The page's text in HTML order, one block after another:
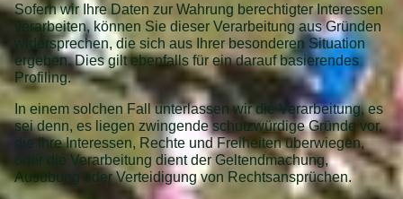
Sofern wir Ihre Daten zur Wahrung berechtigter Interessen
verarbeiten, können Sie dieser Verarbeitung aus Gründen
widersprechen, die sich aus Ihrer besonderen Situation
ergeben. Dies gilt ebenfalls für ein darauf basierendes
Profiling.
In einem solchen Fall unterlassen wir die Verarbeitung, es
sei denn, es liegen zwingende schutzwürdige Gründe vor,
die Ihre Interessen, Rechte und Freiheiten überwiegen,
oder die Verarbeitung dient der Geltendmachung,
Ausübung oder Verteidigung von Rechtsansprüchen.